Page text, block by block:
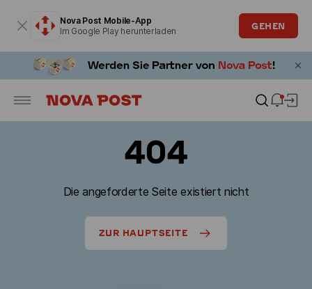
Nova Post Mobile-App
Im Google Play herunterladen
GEHEN
404
Die angeforderte Seite existiert nicht
ZUR HAUPTSEITE